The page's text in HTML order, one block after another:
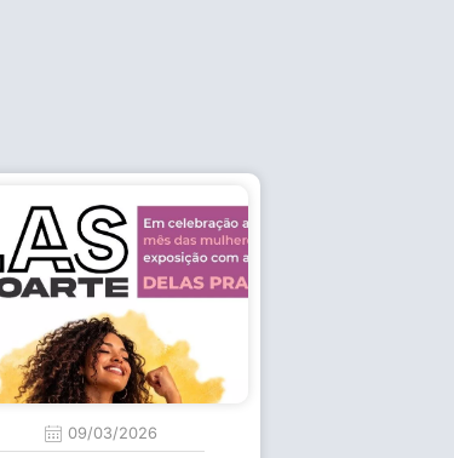
09/03/2026